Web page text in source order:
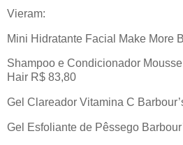
Vieram:
Mini Hidratante Facial Make More
Shampoo e Condicionador
Hair R$ 83,80
Gel Clareador Vitamina C
Gel Esfoliante de Pêssego